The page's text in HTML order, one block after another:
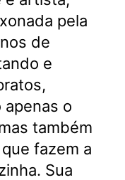
pela
de
e
apenas o
também
fazem a
Sua